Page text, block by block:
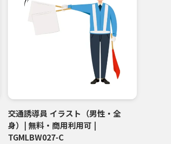
交通誘導員 イラスト（男性・全
身）| 無料・商用利用可 |
TGMLBW027-C